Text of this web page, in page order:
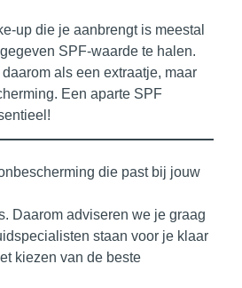
up die je aanbrengt is meestal
SPF-waarde te halen.
als een extraatje, maar
Een aparte SPF
die past bij jouw
Daarom adviseren we je graag
staan voor je klaar
kiezen van de beste